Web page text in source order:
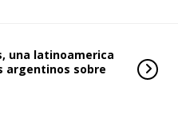
una latinoamerica
argentinos sobre